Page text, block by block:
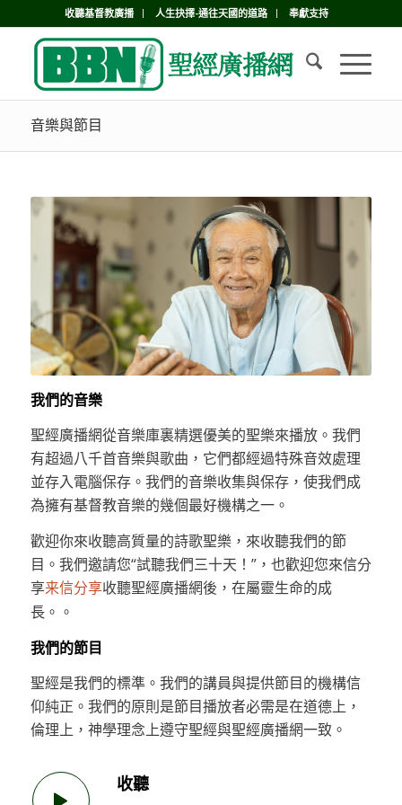
收聽基督教廣播 人生抉擇-通往天國的道路 奉獻支持
音樂與節目
我們的音樂
聖經廣播網從音樂庫裏精選優美的聖樂來播放。我們
有超過八千首音樂與歌曲，它們都經過特殊音效處理
並存入電腦保存。我們的音樂收集與保存，使我們成
為擁有基督教音樂的幾個最好機構之一。
歡迎你來收聽高質量的詩歌聖樂，來收聽我們的節
目。我們邀請您“試聽我們三十天！”，也歡迎您來信分
享来信分享收聽聖經廣播網後，在屬靈生命的成
長。。
我們的節目
聖經是我們的標準。我們的講員與提供節目的機構信
仰純正。我們的原則是節目播放者必需是在道德上，
倫理上，神學理念上遵守聖經與聖經廣播網一致。
收聽